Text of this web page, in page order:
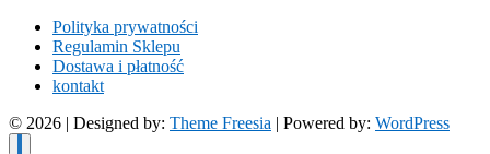
Polityka prywatności
Regulamin Sklepu
Dostawa i płatność
kontakt
© 2026 | Designed by: Theme Freesia | Powered by: WordPress